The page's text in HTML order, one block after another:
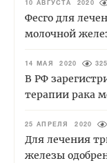
10 АВГУСТА 2020
Фесго для
молочной
14 МАЯ 2020
В РФ
терапии рака
25 АПРЕЛЯ 2020
Для лечения
железы